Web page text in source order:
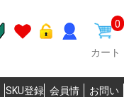
0
カート
SKU登録 会員情
お問い